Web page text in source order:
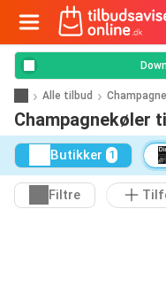
Alle tilbud
Champagnekøler
Butikker 1
Filtre